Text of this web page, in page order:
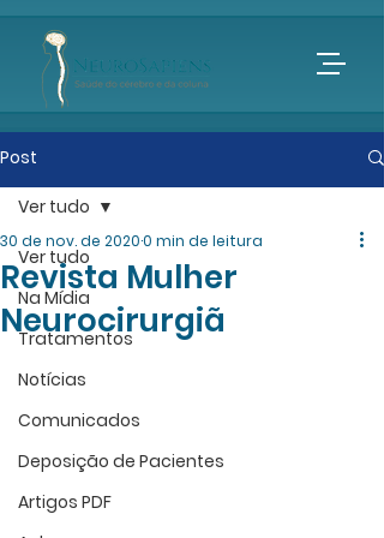
Post
Ver tudo
Na Mídia
Tratamentos
Notícias
Comunicados
Deposição de Pacientes
Artigos PDF
Ver tudo
Revista Mulher
Neurocirurgiã
30 de nov. de 20200 min de leitura